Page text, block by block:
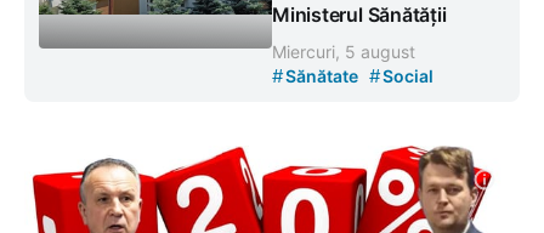
Ministerul Sănătății
Miercuri, 5 august
#Sănătate #Social